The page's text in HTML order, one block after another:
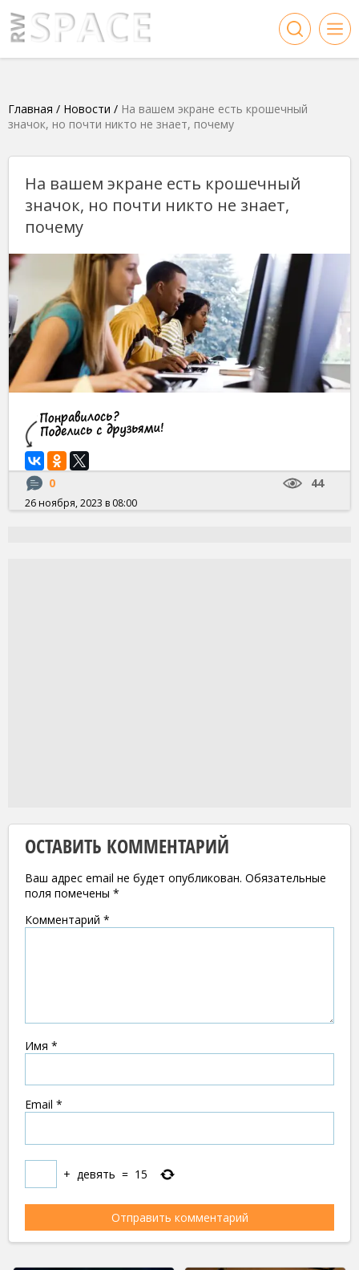
Главная / Новости / На вашем экране есть крошечный
значок, но почти никто не знает, почему
На вашем экране есть крошечный
значок, но почти никто не знает,
почему
0 44
26 ноября, 2023 в 08:00
ОСТАВИТЬ КОММЕНТАРИЙ
Ваш адрес email не будет опубликован. Обязательные
поля помечены *
Комментарий *
Имя *
Email *
+ девять = 15